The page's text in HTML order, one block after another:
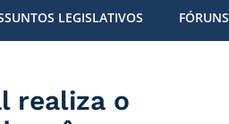
LEGISLATIVOS FÓRUNS
realiza o